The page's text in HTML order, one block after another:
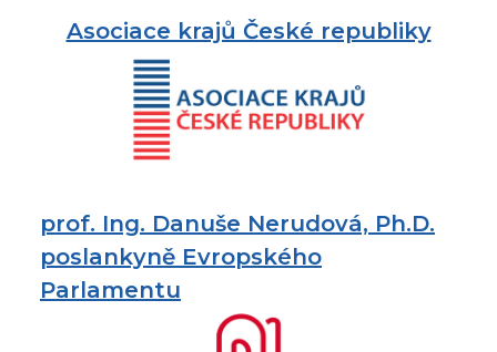
Asociace krajů České republiky
prof. Ing. Danuše Nerudová, Ph.D.
poslankyně Evropského
Parlamentu